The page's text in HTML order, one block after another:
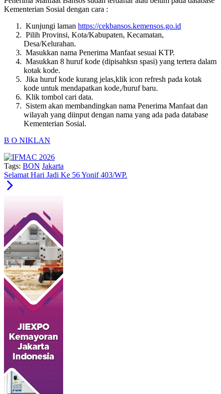
Kementerian Sosial dengan cara :
Kunjungi laman https://cekbansos.kemensos.go.id
Pilih Provinsi, Kota/Kabupaten, Kecamatan,
Desa/Kelurahan.
Masukkan nama Penerima Manfaat sesuai KTP.
Masukkan 8 huruf kode (dipisahksn spasi) yang tertera dalam
kotak kode.
Jika huruf kode kurang jelas,klik icon refresh pada kotak
kode untuk mendapatkan kode,/huruf baru.
Klik tombol cari data.
Sistem akan membandingkan nama Penerima Manfaat dan
wilayah yang diinput dengan nama yang ada pada database
Kementerian Sosial.
B O NIKLAN
Tags: BON Jakarta
Selamat Hari Jadi Ke 56 Yonif 403/WP.